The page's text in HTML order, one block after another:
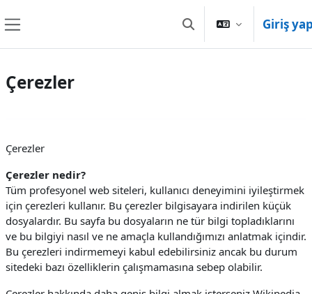
Arama girişini değiştir
Giriş
Çerezler
Çerezler
Çerezler nedir?
Tüm profesyonel web siteleri, kullanıcı deneyimini iyileştirmek
için çerezleri kullanır. Bu çerezler bilgisayara indirilen küçük
dosyalardır. Bu sayfa bu dosyaların ne tür bilgi topladıklarını
ve bu bilgiyi nasıl ve ne amaçla kullandığımızı anlatmak içindir.
Bu çerezleri indirmemeyi kabul edebilirsiniz ancak bu durum
sitedeki bazı özelliklerin çalışmamasına sebep olabilir.